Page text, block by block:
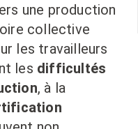
une production
collective
les travailleurs
les difficultés
, à la